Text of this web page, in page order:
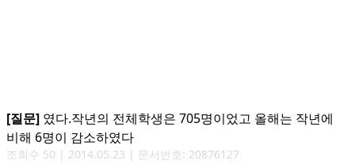
[질문] 였다.작년의 전체학생은 705명이었고 올해는 작년에
비해 6명이 감소하였다
조회수 50 | 2014.05.23 | 문서번호: 20876127